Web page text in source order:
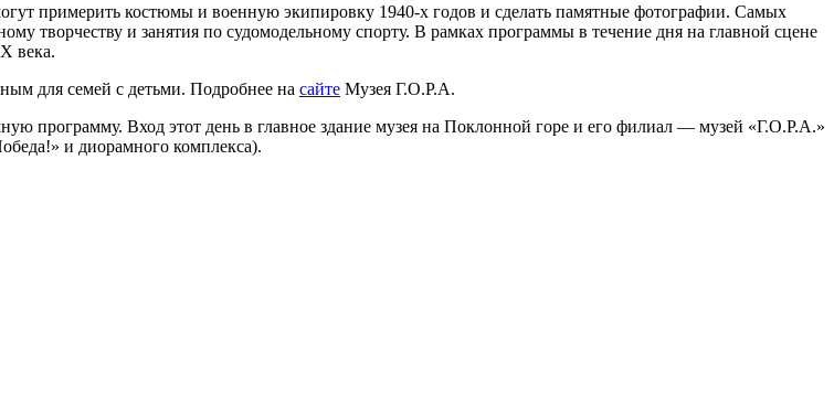
примерить костюмы и военную экипировку 1940-х годов и сделать памятные фотографии. Самых
творчеству и занятия по судомодельному спорту. В рамках программы в течение дня на главной сцене
века.
для семей с детьми. Подробнее на сайте Музея Г.О.Р.А.
программу. Вход этот день в главное здание музея на Поклонной горе и его филиал — музей «Г.О.Р.А.»
и диорамного комплекса).